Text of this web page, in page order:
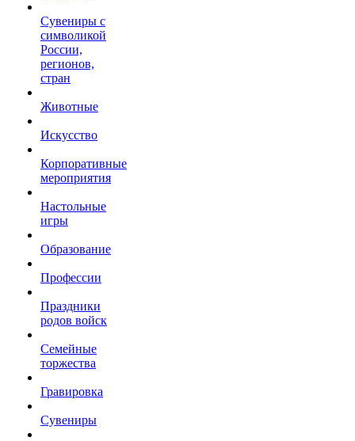
Сувениры с
символикой
России,
регионов,
стран
Животные
Искусство
Корпоративные
мероприятия
Настольные
игры
Образование
Профессии
Праздники
родов войск
Семейные
торжества
Гравировка
Сувениры